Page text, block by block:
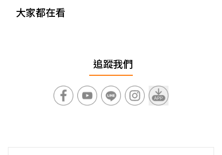
大家都在看
追蹤我們